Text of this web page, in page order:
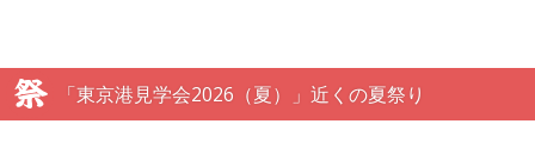
「東京港見学会2026（夏）」近くの夏祭り